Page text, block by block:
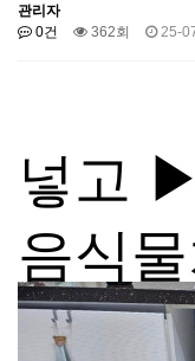
관리자
0건
362회 25-
넣고
음식